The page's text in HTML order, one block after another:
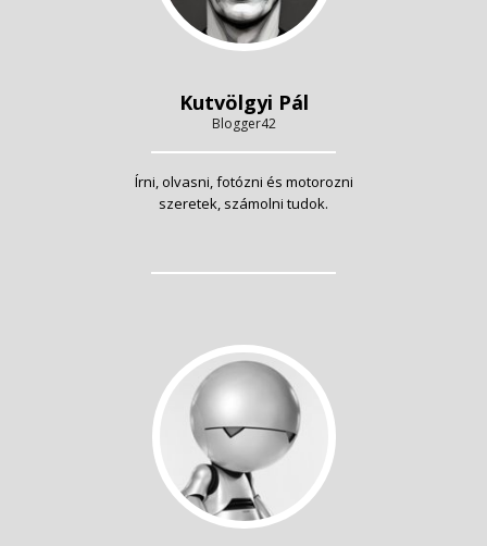
Kutvölgyi Pál
Blogger42
Írni, olvasni, fotózni és motorozni
szeretek, számolni tudok.